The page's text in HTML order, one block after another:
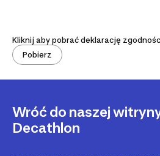
Kliknij aby pobrać deklarację
Pobierz
Wróć do naszej
Decathlon